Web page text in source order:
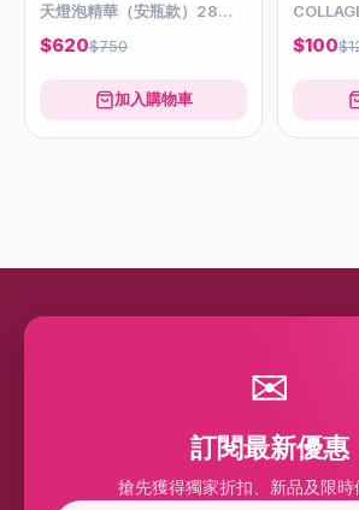
天燈泡精華（安瓶款）28瓶
*1ml
$620$750
加入購物車
$100
✉
訂閱最新優惠
搶先獲得獨家折扣、新品及限時